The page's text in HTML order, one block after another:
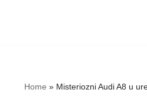
Home » Misteriozni Audi A8 u